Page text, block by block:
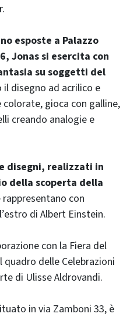
esposte a Palazzo
Jonas si esercita con
su soggetti del
il disegno ad acrilico e
gioca con galline,
creando analogie e
disegni, realizzati in
della scoperta della
rappresentano con
di Albert Einstein.
con la Fiera del
quadro delle Celebrazioni
di Ulisse Aldrovandi.
in via Zamboni 33, è